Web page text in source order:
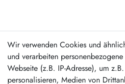
Wir verwenden Cookies und
und verarbeiten
Webseite (z.B. IP-Adresse), um
personalisieren, Medien von